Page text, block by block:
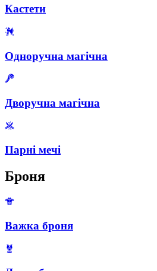
Кастети
Одноручна магічна
Дворучна магічна
Парні мечі
Броня
Важка броня